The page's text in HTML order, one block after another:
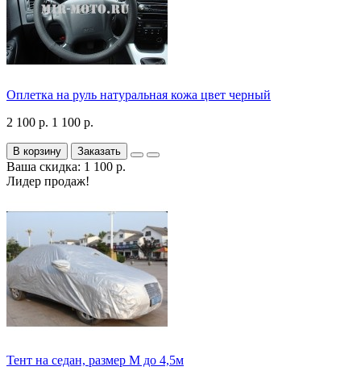
Оплетка на руль натуральная кожа цвет черный
2 100 р. 1 100 р.
В корзину Заказать
Ваша скидка: 1 100 р.
Лидер продаж!
Тент на седан, размер М до 4,5м